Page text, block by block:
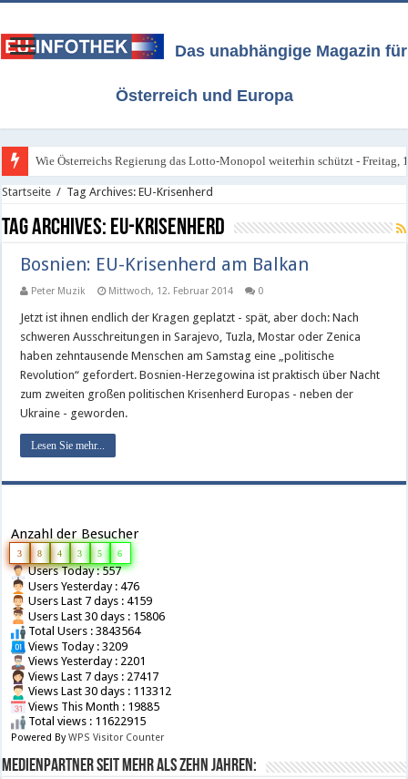
Das unabhängige Magazin für
Österreich und Europa
Wie Österreichs Regierung das Lotto-Monopol weiterhin schützt - Freitag,
Startseite / Tag Archives: EU-Krisenherd
Tag Archives: EU-Krisenherd
Bosnien: EU-Krisenherd am Balkan
Peter Muzik Mittwoch, 12. Februar 2014 0
Jetzt ist ihnen endlich der Kragen geplatzt - spät, aber doch: Nach
schweren Ausschreitungen in Sarajevo, Tuzla, Mostar oder Zenica
haben zehntausende Menschen am Samstag eine „politische
Revolution“ gefordert. Bosnien-Herzegowina ist praktisch über Nacht
zum zweiten großen politischen Krisenherd Europas - neben der
Ukraine - geworden.
Lesen Sie mehr...
Anzahl der Besucher
3 8 4 3 5 6
Users Today : 557
Users Yesterday : 476
Users Last 7 days : 4159
Users Last 30 days : 15806
Total Users : 3843564
Views Today : 3209
Views Yesterday : 2201
Views Last 7 days : 27417
Views Last 30 days : 113312
Views This Month : 19885
Total views : 11622915
Powered ByWPS Visitor Counter
Medienpartner seit mehr als zehn Jahren: